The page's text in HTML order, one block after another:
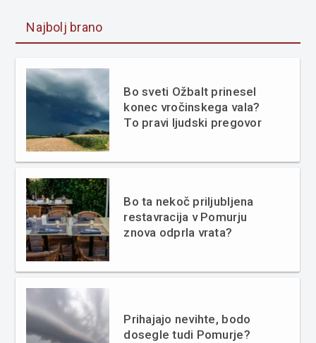
Najbolj brano
Bo sveti Ožbalt prinesel
konec vročinskega vala?
To pravi ljudski pregovor
Bo ta nekoč priljubljena
restavracija v Pomurju
znova odprla vrata?
Prihajajo nevihte, bodo
dosegle tudi Pomurje?